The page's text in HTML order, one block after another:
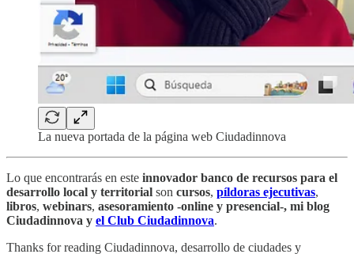
La nueva portada de la página web Ciudadinnova
Lo que encontrarás en este innovador banco de recursos para el
desarrollo local y territorial son cursos, píldoras ejecutivas,
libros, webinars, asesoramiento -online y presencial-, mi blog
Ciudadinnova y el Club Ciudadinnova.
Thanks for reading Ciudadinnova, desarrollo de ciudades y